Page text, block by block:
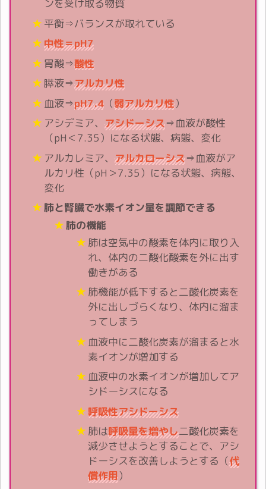
ンを受け取る物質
平衡⇒バランスが取れている
中性＝pH7
胃酸⇒酸性
膵液⇒アルカリ性
血液⇒pH7.4 （弱アルカリ性）
アシデミア、 アシドーシス⇒血液が酸性
（pH＜7.35）になる状態、病態、変化
アルカレミア、 アルカローシス⇒血液がア
ルカリ性（pH＞7.35）になる状態、病態、
変化
肺と腎臓で水素イオン量を調節できる
肺の機能
肺は空気中の酸素を体内に取り入
れ、体内の二酸化酸素を外に出す
働きがある
肺機能が低下すると二酸化炭素を
外に出しづらくなり、体内に溜ま
ってしまう
血液中に二酸化炭素が溜まると水
素イオンが増加する
血液中の水素イオンが増加してア
シドーシスになる
呼吸性アシドーシス
肺は呼吸量を増やし二酸化炭素を
減少させようとすることで、アシ
ドーシスを改善しようとする（代
償作用）